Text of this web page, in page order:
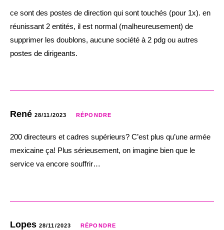
ce sont des postes de direction qui sont touchés (pour 1x). en
réunissant 2 entités, il est normal (malheureusement) de
supprimer les doublons, aucune société à 2 pdg ou autres
postes de dirigeants.
René 28/11/2023 RÉPONDRE
200 directeurs et cadres supérieurs? C’est plus qu’une armée
mexicaine ça! Plus sérieusement, on imagine bien que le
service va encore souffrir…
Lopes 28/11/2023 RÉPONDRE